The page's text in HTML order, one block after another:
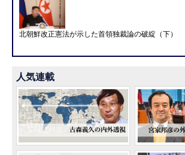
北朝鮮改正憲法が示した首領独裁論の破綻（下）
人気連載